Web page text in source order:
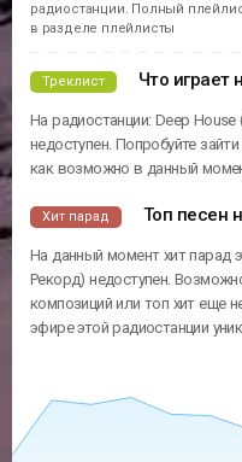
радиостанции. Полный
в разделе плейлисты
Треклист Что играет
На радиостанции: Deep
недоступен. Попробуйте
как возможно в данный
Хит парад Топ песен
На данный момент хит парад
Рекорд) недоступен.
композиций или топ хит еще
эфире этой радиостанции